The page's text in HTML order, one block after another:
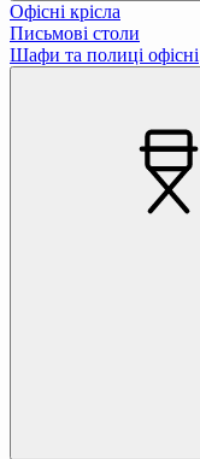
Офісні крісла
Письмові столи
Шафи та полиці офісні